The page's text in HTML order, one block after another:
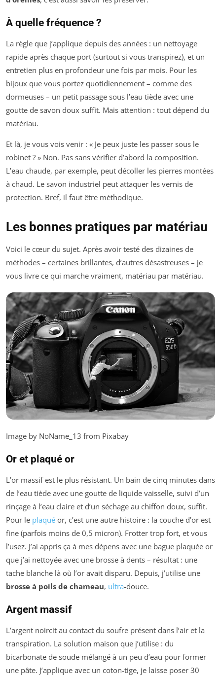
À quelle fréquence ?
La règle que j’applique depuis des années : un nettoyage
rapide après chaque port (surtout si vous transpirez), et un
entretien plus en profondeur une fois par mois. Pour les
bijoux que vous portez quotidiennement – comme des
dormeuses – un petit passage sous l’eau tiède avec une
goutte de savon doux suffit. Mais attention : tout dépend du
matériau.
Et là, je vous vois venir : « Je peux juste les passer sous le
robinet ? » Non. Pas sans vérifier d’abord la composition.
L’eau chaude, par exemple, peut décoller les pierres montées
à chaud. Le savon industriel peut attaquer les vernis de
protection. Bref, il faut être méthodique.
Les bonnes pratiques par matériau
Voici le cœur du sujet. Après avoir testé des dizaines de
méthodes – certaines brillantes, d’autres désastreuses – je
vous livre ce qui marche vraiment, matériau par matériau.
Image by NoName_13 from Pixabay
Or et plaqué or
L’or massif est le plus résistant. Un bain de cinq minutes dans
de l’eau tiède avec une goutte de liquide vaisselle, suivi d’un
rinçage à l’eau claire et d’un séchage au chiffon doux, suffit.
Pour le plaqué or, c’est une autre histoire : la couche d’or est
fine (parfois moins de 0,5 micron). Frotter trop fort, et vous
l’usez. J’ai appris ça à mes dépens avec une bague plaquée or
que j’ai nettoyée avec une brosse à dents – résultat : une
tache blanche là où l’or avait disparu. Depuis, j’utilise une
brosse à poils de chameau, ultra-douce.
Argent massif
L’argent noircit au contact du soufre présent dans l’air et la
transpiration. La solution maison que j’utilise : du
bicarbonate de soude mélangé à un peu d’eau pour former
une pâte. J’applique avec un coton-tige, je laisse poser 30